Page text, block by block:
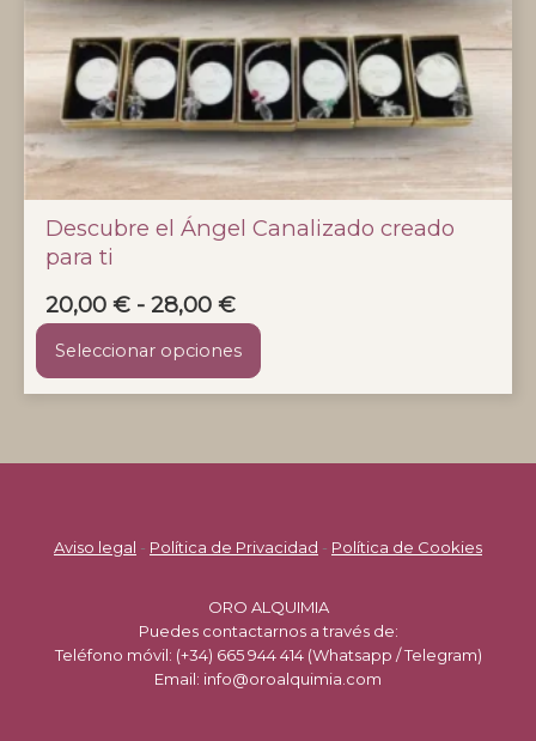
Descubre el Ángel Canalizado creado
para ti
20,00 € - 28,00 €Rango
de
precios:
desde
28,00 €
Seleccionar opciones
Este
opciones
elegir
Aviso legal - Política de Privacidad - Política de Cookies
ORO ALQUIMIA
Puedes contactarnos a través de:
Teléfono móvil: (+34) 665 944 414 (Whatsapp / Telegram)
Email: info@oroalquimia.com